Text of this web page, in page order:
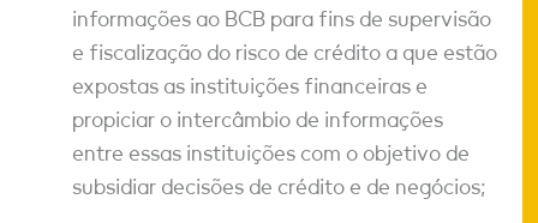
informações ao BCB para fins de supervisão
e fiscalização do risco de crédito a que estão
expostas as instituições financeiras e
propiciar o intercâmbio de informações
entre essas instituições com o objetivo de
subsidiar decisões de crédito e de negócios;